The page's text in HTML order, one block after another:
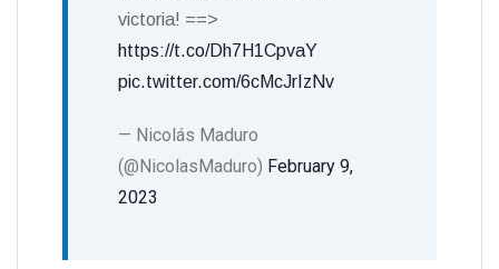
victoria! ==>
https://t.co/Dh7H1CpvaY
pic.twitter.com/6cMcJrIzNv
— Nicolás Maduro
(@NicolasMaduro) February 9,
2023